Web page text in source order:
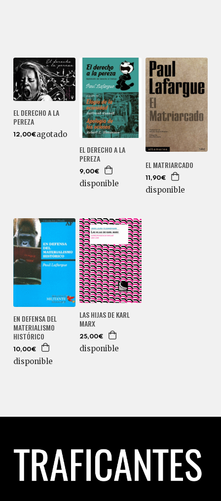
EL DERECHO A LA
PEREZA
12,00€agotado
EL DERECHO A LA
PEREZA
9,00€
disponible
EL MATRIARCADO
11,90€
disponible
EN DEFENSA DEL
MATERIALISMO
HISTÓRICO
10,00€
disponible
LAS HIJAS DE KARL
MARX
25,00€
disponible